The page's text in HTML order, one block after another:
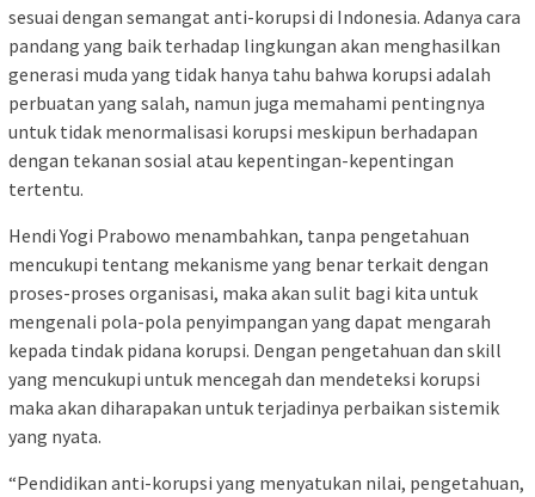
sesuai dengan semangat anti-korupsi di Indonesia. Adanya cara
pandang yang baik terhadap lingkungan akan menghasilkan
generasi muda yang tidak hanya tahu bahwa korupsi adalah
perbuatan yang salah, namun juga memahami pentingnya
untuk tidak menormalisasi korupsi meskipun berhadapan
dengan tekanan sosial atau kepentingan-kepentingan
tertentu.
Hendi Yogi Prabowo menambahkan, tanpa pengetahuan
mencukupi tentang mekanisme yang benar terkait dengan
proses-proses organisasi, maka akan sulit bagi kita untuk
mengenali pola-pola penyimpangan yang dapat mengarah
kepada tindak pidana korupsi. Dengan pengetahuan dan skill
yang mencukupi untuk mencegah dan mendeteksi korupsi
maka akan diharapakan untuk terjadinya perbaikan sistemik
yang nyata.
“Pendidikan anti-korupsi yang menyatukan nilai, pengetahuan,